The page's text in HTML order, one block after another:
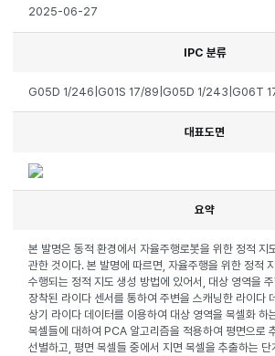
2025-06-27
IPC 분류
G05D 1/246|G01S 17/89|G05D 1/243|G06T
대표도면
요약
본 발명은 동적 환경에서 자율주행로봇을 위한 정적 지
관한 것이다. 본 발명에 따르면, 자율주행을 위한 정적
수행되는 정적 지도 생성 방법에 있어서, 대상 영역을
장착된 라이다 센서를 통하여 주변을 스캐닝한 라이다
상기 라이다 데이터를 이용하여 대상 영역을 복셀화 하
복셀들에 대하여 PCA 알고리즘을 적용하여 평면으로
선별하고, 평면 복셀들 중에서 지면 복셀을 추출하는 단